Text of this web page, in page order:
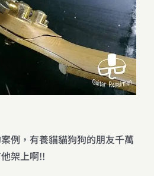
例，有養貓貓狗狗的朋友千萬
架上啊!!